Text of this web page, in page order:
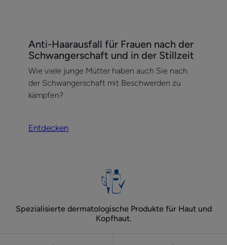
Anti-
Haarausfall
für
Frauen
nach
Schwangerschaft
Anti-Haarausfall für Frauen nach der
Schwangerschaft und in der Stillzeit
Wie viele junge Mütter haben auch Sie nach
der Schwangerschaft mit Beschwerden zu
kämpfen?
Entdecken
Spezialisierte dermatologische Produkte für Haut und
Kopfhaut.